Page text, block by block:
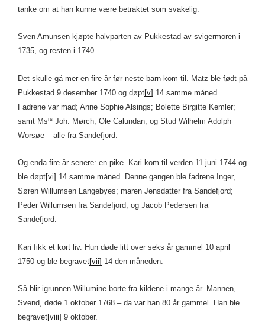
tanke om at han kunne være betraktet som svakelig.
Sven Amunsen kjøpte halvparten av Pukkestad av svigermoren i
1735, og resten i 1740.
Det skulle gå mer en fire år før neste barn kom til. Matz ble født på
Pukkestad 9 desember 1740 og døpt[v] 14 samme måned.
Fadrene var mad; Anne Sophie Alsings; Bolette Birgitte Kemler;
samt Msrs Joh: Mørch; Ole Calundan; og Stud Wilhelm Adolph
Worsøe – alle fra Sandefjord.
Og enda fire år senere: en pike. Kari kom til verden 11 juni 1744 og
ble døpt[vi] 14 samme måned. Denne gangen ble fadrene Inger,
Søren Willumsen Langebyes; maren Jensdatter fra Sandefjord;
Peder Willumsen fra Sandefjord; og Jacob Pedersen fra
Sandefjord.
Kari fikk et kort liv. Hun døde litt over seks år gammel 10 april
1750 og ble begravet[vii] 14 den måneden.
Så blir igrunnen Willumine borte fra kildene i mange år. Mannen,
Svend, døde 1 oktober 1768 – da var han 80 år gammel. Han ble
begravet[viii] 9 oktober.